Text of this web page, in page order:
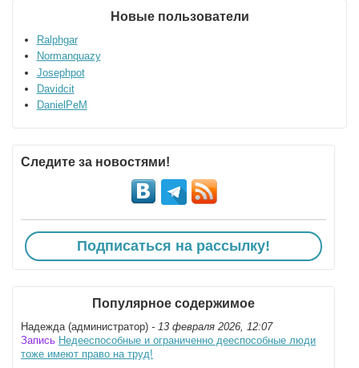
Новые пользователи
Ralphgar
Normanquazy
Josephpot
Davidcit
DanielPeM
Следите за новостями!
Подписаться на рассылку!
Популярное содержимое
Надежда (администратор) - 13 февраля 2026, 12:07
Запись Недееспособные и ограниченно дееспособные люди
тоже имеют право на труд!